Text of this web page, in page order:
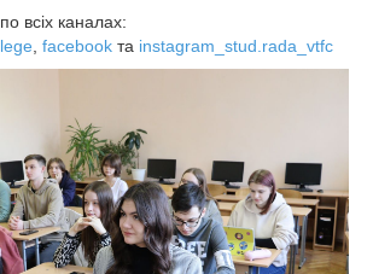
всіх каналах:
facebook та instagram_stud.rada_vtfc